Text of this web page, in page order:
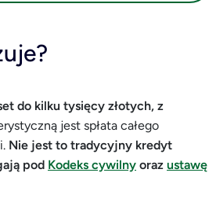
do kilku tysięcy złotych, z
jest spłata całego
Nie jest to tradycyjny kredyt
pod Kodeks cywilny oraz ustawę